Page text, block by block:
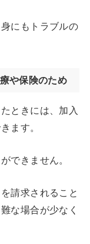
にもトラブルの
や保険のため
ときには、加入
ます。
できません。
請求されること
な場合が少なく